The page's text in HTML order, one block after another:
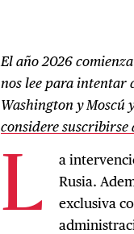
El año 2026
nos lee para intentar
Washington y Moscú
considere
L
a
Rusia.
exclusiva